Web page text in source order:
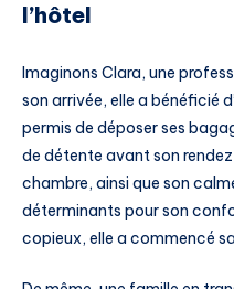
l’hôtel
Imaginons Clara, une
son arrivée, elle a bénéficié
permis de déposer ses
de détente avant son
chambre, ainsi que son
déterminants pour son
copieux, elle a commencé